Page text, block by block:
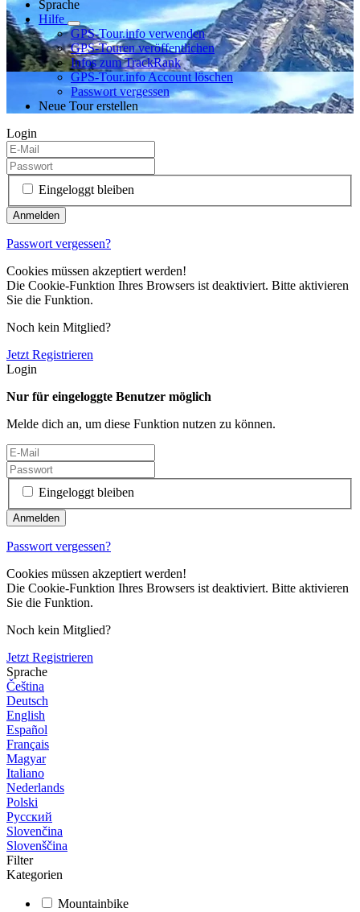
Sprache
Hilfe
GPS-Tour.info verwenden
GPS-Touren veröffentlichen
Infos zum TrackRank
GPS-Tour.info Account löschen
Passwort vergessen
Neue Tour erstellen
Login
Eingeloggt bleiben
Passwort vergessen?
Cookies müssen akzeptiert werden!
Die Cookie-Funktion Ihres Browsers ist deaktiviert. Bitte aktivieren
Sie die Funktion.
Noch kein Mitglied?
Jetzt Registrieren
Login
Nur für eingeloggte Benutzer möglich
Melde dich an, um diese Funktion nutzen zu können.
Eingeloggt bleiben
Passwort vergessen?
Cookies müssen akzeptiert werden!
Die Cookie-Funktion Ihres Browsers ist deaktiviert. Bitte aktivieren
Sie die Funktion.
Noch kein Mitglied?
Jetzt Registrieren
Sprache
Čeština
Deutsch
English
Español
Français
Magyar
Italiano
Nederlands
Polski
Русский
Slovenčina
Slovenščina
Filter
Kategorien
Mountainbike